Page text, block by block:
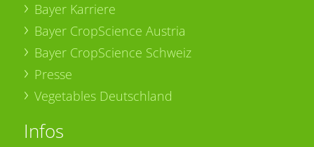
Bayer Karriere
Bayer CropScience Austria
Bayer CropScience Schweiz
Presse
Vegetables Deutschland
Infos